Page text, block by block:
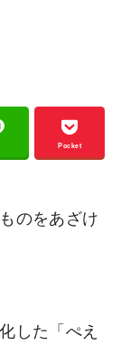
Pocket
のをあざけ
した「ぺえ